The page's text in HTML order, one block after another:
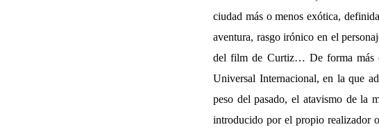
ciudad más o menos exótica,
aventura, rasgo irónico en el
del film de Curtiz… De forma más
Universal Internacional, en la que
peso del pasado, el atavismo de la
introducido por el propio realizador